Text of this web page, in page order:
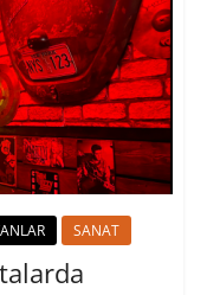
SANAT